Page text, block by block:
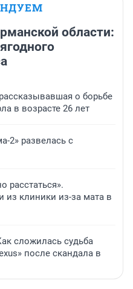
области:
о борьбе
в возрасте 26 лет
2» развелась с
расстаться».
из клиники из-за мата в
сложилась судьба
после скандала в